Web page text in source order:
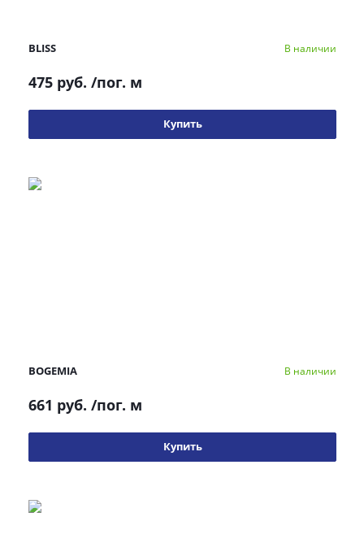
BLISS В наличии
475 руб. /пог. м
Купить
BOGEMIA В наличии
661 руб. /пог. м
Купить